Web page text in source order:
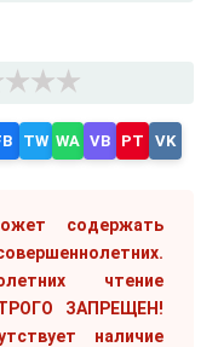
TW WA VB PT VK
содержать
чтение
ЗАПРЕЩЕН!
наличие